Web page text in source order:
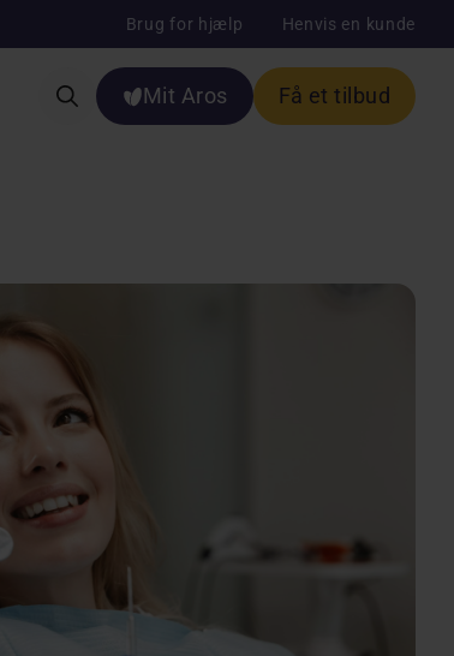
Brug for hjælp Henvis en kunde
Mit Aros Få et tilbud